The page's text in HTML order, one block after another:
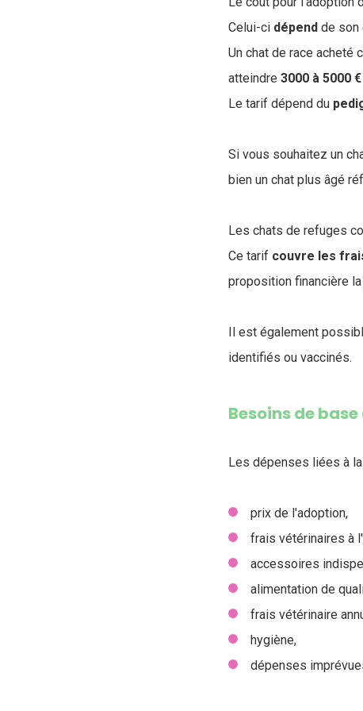
Celui-ci dépend de son
Un chat de race acheté
atteindre 3000 à 5000 €
Le tarif dépend du
Si vous souhaitez un
bien un chat plus âgé
Les chats de refuges
Ce tarif couvre les
proposition financière
Il est également
identifiés ou vaccinés.
Besoins de
Les dépenses liées à
prix de l'adoption,
frais vétérinaires à
accessoires
alimentation de
frais vétérinaire
hygiène,
dépenses